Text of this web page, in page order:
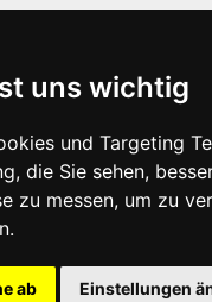
uns wichtig
und Targeting
die Sie sehen,
zu messen, um zu
ab Einstellungen